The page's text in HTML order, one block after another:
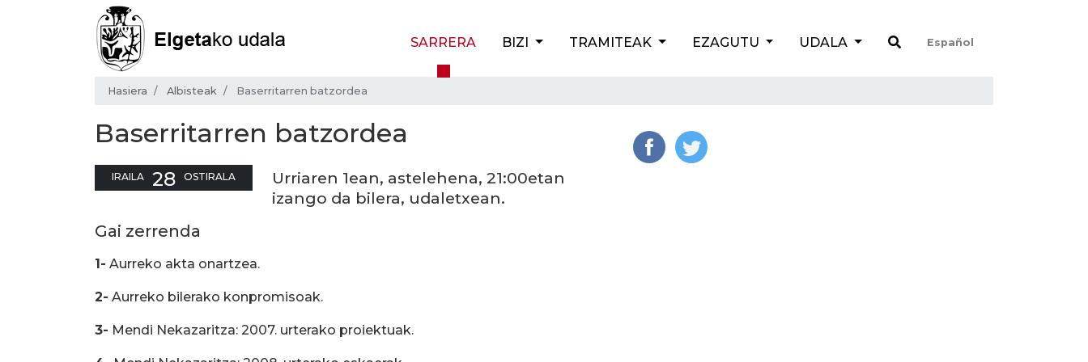
SARRERA BIZI TRAMITEAK EZAGUTU UDALA Español
Hasiera Albisteak Baserritarren batzordea
Baserritarren batzordea
IRAILA 28 OSTIRALA
Urriaren 1ean, astelehena, 21:00etan
izango da bilera, udaletxean.
Gai zerrenda
1- Aurreko akta onartzea.
2- Aurreko bilerako konpromisoak.
3- Mendi Nekazaritza: 2007. urterako proiektuak.